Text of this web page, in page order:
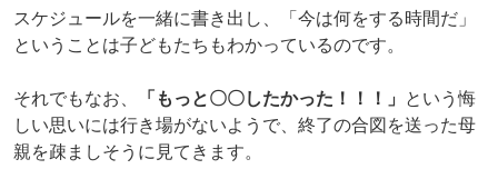
スケジュールを一緒に書き出し、「今は何をする時間だ」
ということは子どもたちもわかっているのです。
それでもなお、 「もっと〇〇したかった！！！」 という悔
しい思いには行き場がないようで、終了の合図を送った母
親を疎ましそうに見てきます。